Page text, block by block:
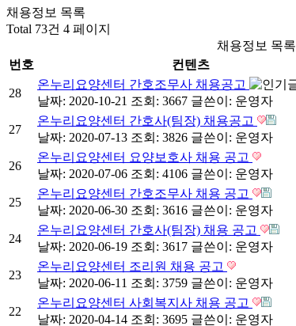
채용정보 목록
Total 73건 4 페이지
채용정보 목록
번호
컨텐츠
28
온누리요양센터 간호조무사 채용공고
날짜: 2020-10-21 조회: 3667 글쓴이: 운영자
27
온누리요양센터 간호사(팀장) 채용공고
날짜: 2020-07-13 조회: 3826 글쓴이: 운영자
26
온누리요양센터 요양보호사 채용 공고
날짜: 2020-07-06 조회: 4106 글쓴이: 운영자
25
온누리요양센터 간호조무사 채용 공고
날짜: 2020-06-30 조회: 3616 글쓴이: 운영자
24
온누리요양센터 간호사(팀장) 채용 공고
날짜: 2020-06-19 조회: 3617 글쓴이: 운영자
23
온누리요양센터 조리원 채용 공고
날짜: 2020-06-11 조회: 3759 글쓴이: 운영자
22
온누리요양센터 사회복지사 채용 공고
날짜: 2020-04-14 조회: 3695 글쓴이: 운영자